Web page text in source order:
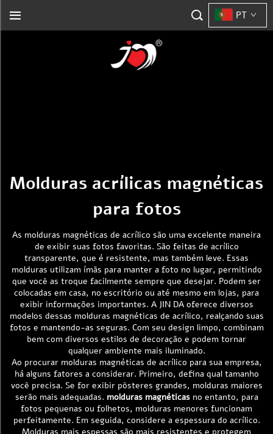
PT
Molduras acrílicas magnéticas
para fotos
As molduras magnéticas de acrílico são uma excelente maneira
de exibir suas fotos favoritas. São feitas de acrílico
transparente, que é resistente, mas também leve. Essas
molduras utilizam ímãs para manter a foto no lugar, permitindo
que você as troque facilmente sempre que desejar. Podem ser
colocadas em casa, no escritório ou até mesmo em lojas, para
exibir informações importantes. A JIN DA oferece diversos
modelos dessas molduras magnéticas de acrílico, realçando suas
fotos e mantendo-as seguras. Com seu design limpo, combinam
bem com diversos estilos de decoração e podem tornar
qualquer ambiente mais iluminado.
Ao procurar molduras magnéticas de acrílico para sua empresa,
há alguns fatores a considerar. Primeiro, defina qual tamanho
você precisa. Se for exibir pôsteres grandes, molduras maiores
serão mais adequadas. molduras magnéticas no entanto, para
fotos pequenas ou folhetos, molduras menores funcionam
perfeitamente. Em seguida, considere a espessura do acrílico.